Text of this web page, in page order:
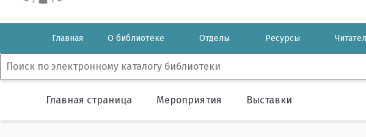
Главная О библиотеке Отделы Ресурсы
Главная страница Мероприятия Выставки